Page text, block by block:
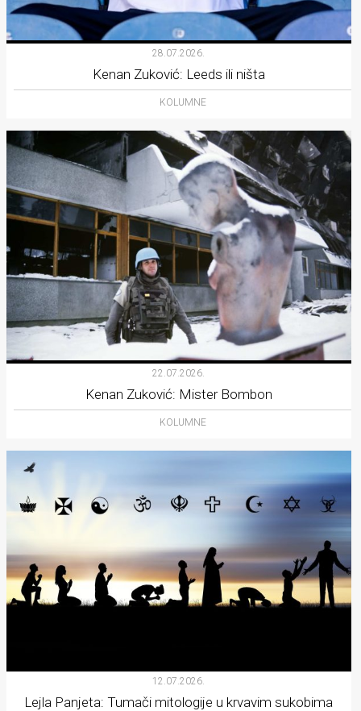
28.07.2026.
Kenan Zuković: Leeds ili ništa
KOLUMNE
22.07.2026.
Kenan Zuković: Mister Bombon
KOLUMNE
12.07.2026.
Lejla Panjeta: Tumači mitologije u krvavim sukobima